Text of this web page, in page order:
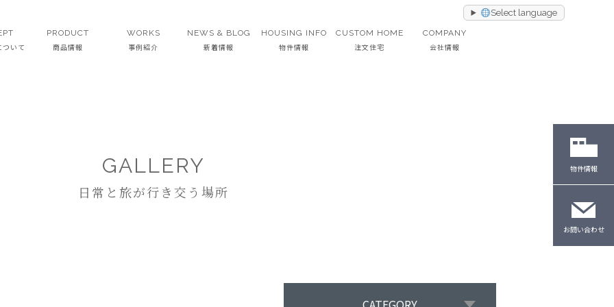
Select language
ついて
PRODUCT
商品情報
WORKS
事例紹介
NEWS & BLOG
新着情報
HOUSING INFO
物件情報
CUSTOM HOME
注文住宅
COMPANY
会社情報
GALLERY
日常と旅が行き交う場所
物件情報
お問い合わせ